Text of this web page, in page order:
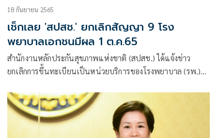
18 กันยายน 2565
เช็กเลย 'สปสช.' ยกเลิกสัญญา 9 โรง
พยาบาลเอกชนมีผล 1 ต.ค.65
สำนักงานหลักประกันสุขภาพแห่งชาติ (สปสช.) ได้แจ้งข่าว
ยกเลิกการขึ้นทะเบียนเป็นหน่วยบริการของโรงพยาบาล (รพ.)